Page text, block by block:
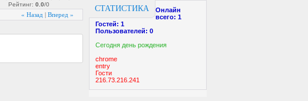
СТАТИСТИКА
Онлайн
всего: 1
Гостей: 1
Пользователей: 0
Cегодня день рождения
chrome
entry
Гости
216.73.216.241
Рейтинг: 0.0/0
« Назад | Вперед »